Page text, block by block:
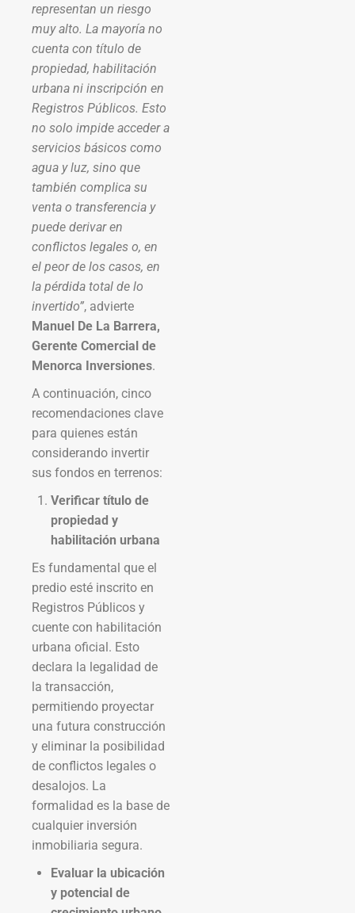
representan un riesgo
muy alto. La mayoría no
cuenta con título de
propiedad, habilitación
urbana ni inscripción en
Registros Públicos. Esto
no solo impide acceder a
servicios básicos como
agua y luz, sino que
también complica su
venta o transferencia y
puede derivar en
conflictos legales o, en
el peor de los casos, en
la pérdida total de lo
invertido”, advierte
Manuel De La Barrera,
Gerente Comercial de
Menorca Inversiones.
A continuación, cinco
recomendaciones clave
para quienes están
considerando invertir
sus fondos en terrenos:
Verificar título de
propiedad y
habilitación urbana
Es fundamental que el
predio esté inscrito en
Registros Públicos y
cuente con habilitación
urbana oficial. Esto
declara la legalidad de
la transacción,
permitiendo proyectar
una futura construcción
y eliminar la posibilidad
de conflictos legales o
desalojos. La
formalidad es la base de
cualquier inversión
inmobiliaria segura.
Evaluar la ubicación
y potencial de